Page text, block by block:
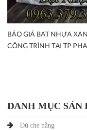
BÁO GIÁ BẠT NHỰA
CÔNG TRÌNH TẠI TP
DANH MỤC SẢN
Dù che nắng